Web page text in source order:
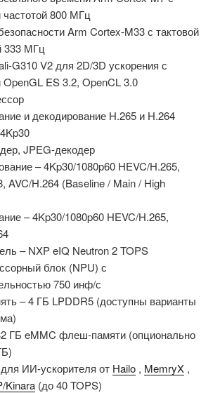
частотой 800 МГц
Arm Cortex-M33 с тактовой
333 МГц
G310 V2 для 2D/3D ускорения с
ES 3.2, OpenCL 3.0
и декодирование H.265 и H.264
JPEG-декодер
– 4Kp30/1080p60 HEVC/H.265,
AVC/H.264 (Baseline / Main / High
– 4Kp30/1080p60 HEVC/H.265,
– NXP eIQ Neutron 2 TOPS
блок (NPU) с
750 инф/с
– 4 ГБ LPDDR5 (доступны варианты
ГБ eMMC флеш-памяти (опционально
ИИ-ускорителя от Hailo , MemryX ,
Kinara (до 40 TOPS)